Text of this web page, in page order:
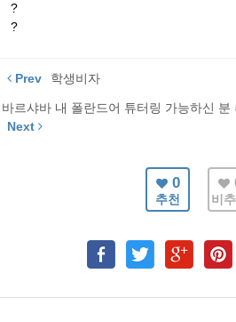
?
?
Prev 학생비자
바르샤바 내 폴란드어 튜터링 가능하신 분
Next
0
추천 비